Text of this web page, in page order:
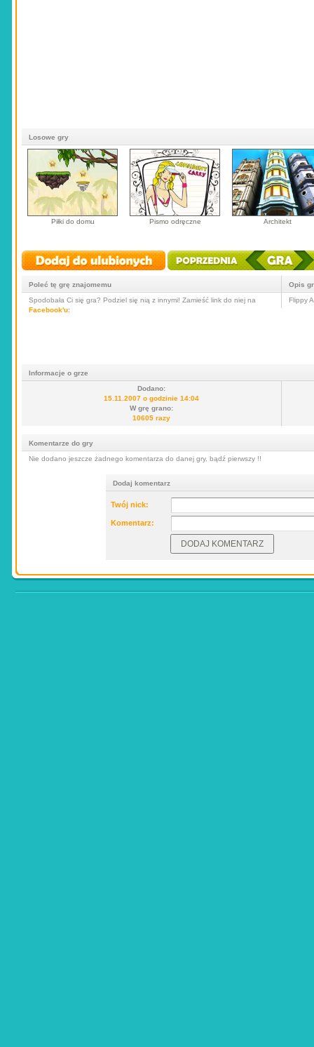
Losowe gry
Piłki do domu Pismo odręczne Architekt
Poleć tę grę znajomemu
Spodobała Ci się gra? Podziel się nią z innymi! Zamieść link do niej na
Facebook'u:
Opis
Flippy
Informacje o grze
Dodano:
15.11.2007 o godzinie 14:04
W grę grano:
10605 razy
Komentarze do gry
Nie dodano jeszcze żadnego komentarza do danej gry, bądź pierwszy !!
Dodaj komentarz
Twój nick:
Komentarz: